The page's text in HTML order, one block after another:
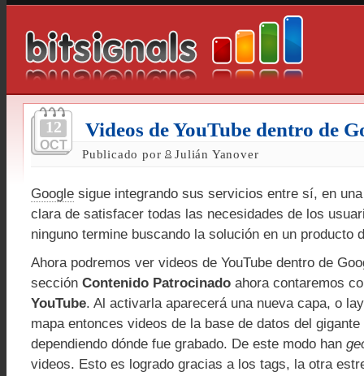
12
OCT
Videos de YouTube dentro de
Publicado por Julián Yanover
Google sigue integrando sus servicios entre sí, en
clara de satisfacer todas las necesidades de los
ninguno termine buscando la solución en un producto
Ahora podremos ver videos de YouTube dentro de
sección Contenido Patrocinado ahora contaremos
YouTube. Al activarla aparecerá una nueva capa, o
mapa entonces videos de la base de datos del
dependiendo dónde fue grabado. De este modo han
videos. Esto es logrado gracias a los tags, la otra